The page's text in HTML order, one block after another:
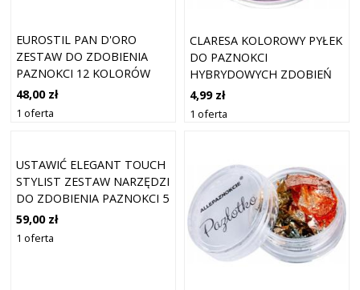
EUROSTIL PAN D'ORO
ZESTAW DO ZDOBIENIA
PAZNOKCI 12 KOLORÓW
1SZT
48,00 zł
1 oferta
CLARESA KOLOROWY PYŁEK
DO PAZNOKCI
HYBRYDOWYCH ZDOBIEŃ
CONFETTI 6 PINK
4,99 zł
1 oferta
USTAWIĆ ELEGANT TOUCH
STYLIST ZESTAW NARZĘDZI
DO ZDOBIENIA PAZNOKCI 5
SZT.
59,00 zł
1 oferta